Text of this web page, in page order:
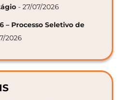
- 27/07/2026
– Processo Seletivo de
2026